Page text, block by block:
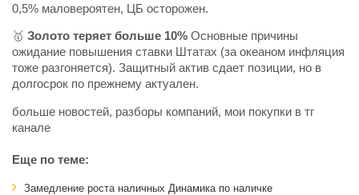
0,5% маловероятен, ЦБ осторожен.
🥇 Золото теряет больше 10% Основные причины
ожидание повышения ставки Штатах (за океаном инфляция
тоже разгоняется). Защитный актив сдает позиции, но в
долгосрок по прежнему актуален.
больше новостей, разборы компаний, мои покупки в тг
канале
Еще по теме:
Замедление роста наличных Динамика по наличке